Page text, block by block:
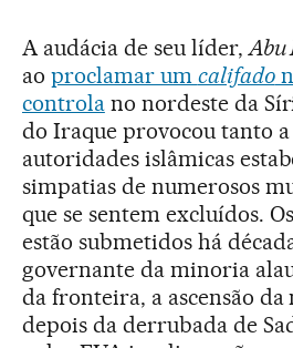
A audácia de seu líder,Abu
ao proclamar um califado
controlano nordeste da
do Iraque provocou tanto
autoridades islâmicas
simpatias de numerosos
que se sentem excluídos.
estão submetidos há
governante da minoria
da fronteira, a ascensão
depois da derrubada de